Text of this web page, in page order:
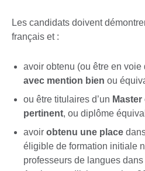
Les candidats doivent
français et :
avoir obtenu (ou être en voie
avec mention bien ou
ou être titulaires d’un
pertinent, ou diplôme
avoir obtenu une place
éligible de formation initiale
professeurs de langues